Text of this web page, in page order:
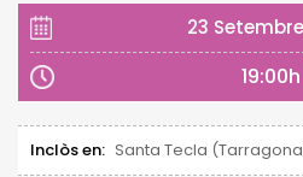
23
19:00h
Inclòs en: Santa Tecla